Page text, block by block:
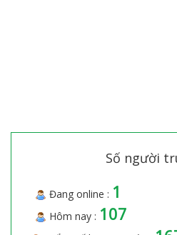
Số người
Đang online : 1
Hôm nay : 107